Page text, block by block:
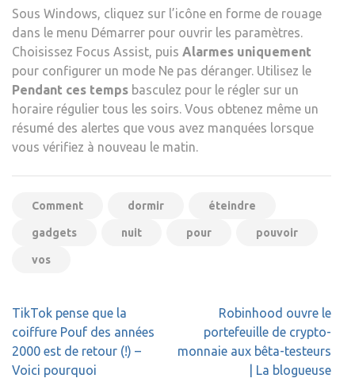
Sous Windows, cliquez sur l’icône en forme de rouage
dans le menu Démarrer pour ouvrir les paramètres.
Choisissez Focus Assist, puis Alarmes uniquement
pour configurer un mode Ne pas déranger. Utilisez le
Pendant ces temps basculez pour le régler sur un
horaire régulier tous les soirs. Vous obtenez même un
résumé des alertes que vous avez manquées lorsque
vous vérifiez à nouveau le matin.
Comment dormir éteindre
gadgets nuit pour pouvoir
vos
Navigation
de
l’article
TikTok pense que la
coiffure Pouf des années
2000 est de retour (!) –
Voici pourquoi
Robinhood ouvre le
portefeuille de crypto-
monnaie aux bêta-testeurs
| La blogueuse